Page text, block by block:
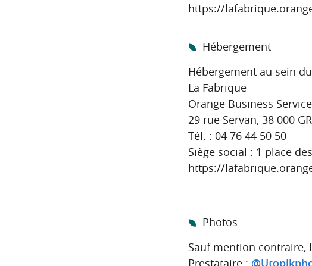
https://
Hébergement
Hébergement au sein
La Fabrique
Orange Business
29 rue Servan, 38 000
Tél. : 04 76 44 50 50
Siège social : 1 place
https://
Photos
Sauf mention contraire,
Prestataire :